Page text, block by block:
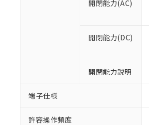
開閉能力(AC)
開閉能力(DC)
開閉能力説明
端子仕様
許容操作頻度